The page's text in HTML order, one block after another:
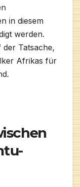
in diesem
werden.
der Tatsache,
Afrikas für